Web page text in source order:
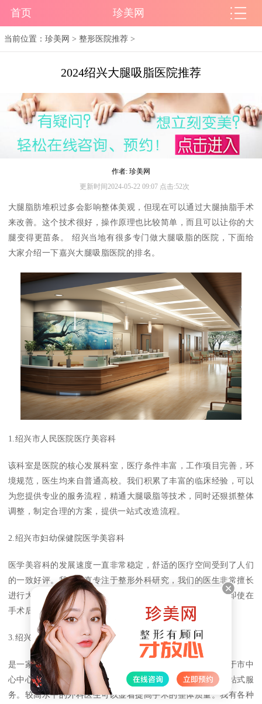
首页 珍美网
当前位置：珍美网 >整形医院推荐 >
2024绍兴大腿吸脂医院推荐
作者: 珍美网
更新时间2024-05-22 09:07 点击:52次
大腿脂肪堆积过多会影响整体美观，但现在可以通过大腿抽脂手术
来改善。这个技术很好，操作原理也比较简单，而且可以让你的大
腿变得更苗条。 绍兴当地有很多专门做大腿吸脂的医院，下面给
大家介绍一下嘉兴大腿吸脂医院的排名。
1.绍兴市人民医院医疗美容科
该科室是医院的核心发展科室，医疗条件丰富，工作项目完善，环
境规范，医生均来自普通高校。我们积累了丰富的临床经验，可以
为您提供专业的服务流程，精通大腿吸脂等技术，同时还狠抓整体
调整，制定合理的方案，提供一站式改造流程。
2.绍兴市妇幼保健院医学美容科
医学美容科的发展速度一直非常稳定，舒适的医疗空间受到了人们
的一致好评。我们一直专注于整形外科研究，我们的医生非常擅长
进行大腿吸脂手术。关心、关注群众心理，制定合理方案。即使在
手术后，也会提供仔细的护理以帮助该区域快速恢复。
3.绍兴维美整形医院
是一家连锁品牌，在多个地区设有分店，经营范围广泛，位于市中
心中心。基于医院强大的综合能力，我们可以为大家提供一站式服
务。较高水平的外科医生可以显着提高手术的整体质量。我有各种